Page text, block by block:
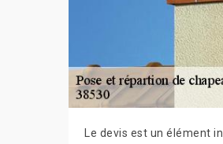
Le devis est un élément